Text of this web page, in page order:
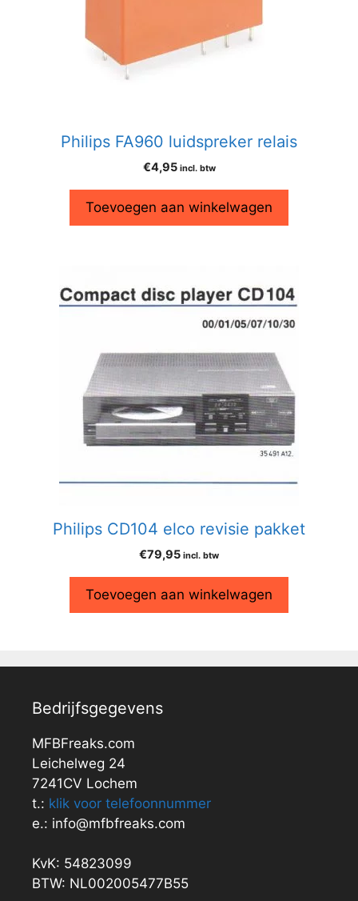
Philips FA960 luidspreker relais
€4,95 incl. btw
Toevoegen aan winkelwagen
Philips CD104 elco revisie pakket
€79,95 incl. btw
Toevoegen aan winkelwagen
Bedrijfsgegevens
MFBFreaks.com
Leichelweg 24
7241CV Lochem
t.: klik voor telefoonnummer
e.: info@mfbfreaks.com
KvK: 54823099
BTW: NL002005477B55